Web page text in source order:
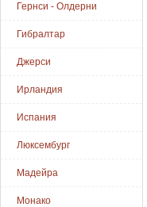
Гернси - Олдерни
Гибралтар
Джерси
Ирландия
Испания
Люксембург
Мадейра
Монако